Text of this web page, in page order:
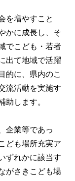
を増やすこと
かに成長し、そ
でこども・若者
出て地域で活躍
的に、県内のこ
流活動を実施す
助します。
企業等であっ
ども場所充実ア
ずれかに該当す
がさきこども場